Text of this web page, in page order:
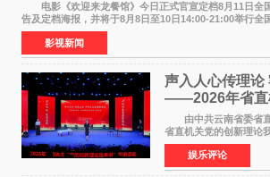
电影《欢迎来龙餐馆》今日正式官宣定档8月11日全
告及定档海报，并将于8月8日至10日14:00-21:00举行全
食大片，影片讲述的是中国厨师徐福（沈腾
影视新闻
声入人心传理论
——2026年省直
论我来讲”宣讲
由中共云南省委省直
省直机关党的创新理论
至5日在昆明举办。活动
开创云南发展新局面 "
特色社会主义
娱乐评论